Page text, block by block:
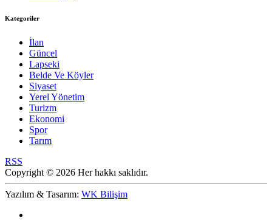
Kategoriler
İlan
Güncel
Lapseki
Belde Ve Köyler
Siyaset
Yerel Yönetim
Turizm
Ekonomi
Spor
Tarım
RSS
Copyright © 2026 Her hakkı saklıdır.
Yazılım & Tasarım: WK Bilişim